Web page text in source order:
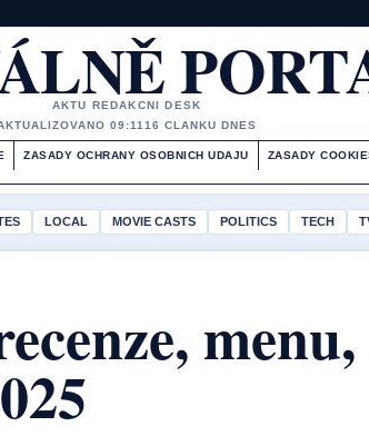
AKTU REDAKCNI DESK
09:11 16 CLANKU DNES
ZASADY OCHRANY OSOBNICH UDAJU ZASADY
LOCAL MOVIE CASTS POLITICS TECH
menu,